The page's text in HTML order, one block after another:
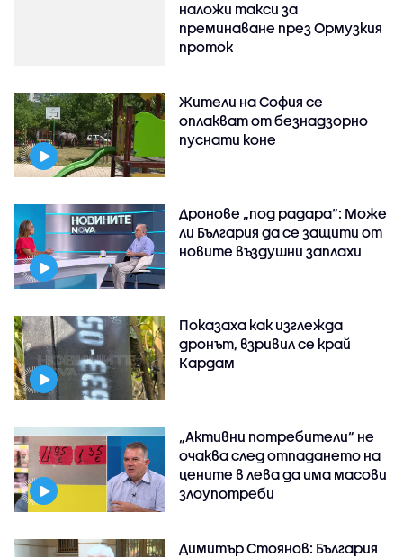
наложи такси за
преминаване през Ормузкия
проток
Жители на София се
оплакват от безнадзорно
пуснати коне
Дронове „под радара“: Може
ли България да се защити от
новите въздушни заплахи
Показаха как изглежда
дронът, взривил се край
Кардам
„Активни потребители“ не
очаква след отпадането на
цените в лева да има масови
злоупотреби
Димитър Стоянов: България